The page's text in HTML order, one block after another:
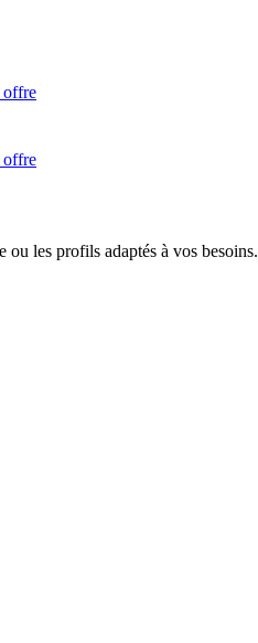
offre
offre
les profils adaptés à vos besoins.